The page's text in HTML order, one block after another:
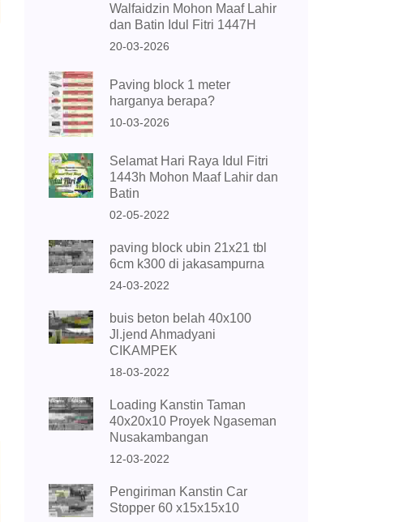
Walfaidzin Mohon Maaf Lahir
dan Batin Idul Fitri 1447H
20-03-2026
Paving block 1 meter
harganya berapa?
10-03-2026
Selamat Hari Raya Idul Fitri
1443h Mohon Maaf Lahir dan
Batin
02-05-2022
paving block ubin 21x21 tbl
6cm k300 di jakasampurna
24-03-2022
buis beton belah 40x100
Jl.jend Ahmadyani
CIKAMPEK
18-03-2022
Loading Kanstin Taman
40x20x10 Proyek Ngaseman
Nusakambangan
12-03-2022
Pengiriman Kanstin Car
Stopper 60 x15x15x10